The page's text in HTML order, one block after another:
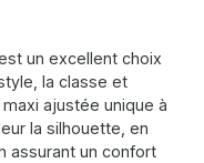
un excellent choix
la classe et
ajustée unique à
la silhouette, en
assurant un confort